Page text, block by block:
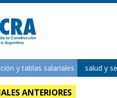
y tablas salariales salud y
ANTERIORES